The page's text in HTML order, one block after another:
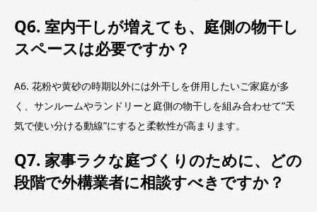
Q6. 室内干しが増えても、庭側の物干し
スペースは必要ですか？
A6. 花粉や黄砂の時期以外には外干しを併用したいご家庭が多
く、サンルームやランドリーと庭側の物干しを組み合わせて”天
気で使い分ける動線”にすると柔軟性が高まります。
Q7. 家事ラクな庭づくりのために、どの
段階で外構業者に相談すべきですか？